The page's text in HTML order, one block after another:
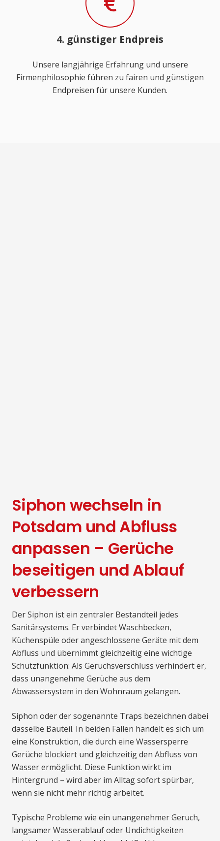
4. günstiger Endpreis
Unsere langjährige Erfahrung und unsere
Firmenphilosophie führen zu fairen und günstigen
Endpreisen für unsere Kunden.
Siphon wechseln in
Potsdam und Abfluss
anpassen – Gerüche
beseitigen und Ablauf
verbessern
Der Siphon ist ein zentraler Bestandteil jedes
Sanitärsystems. Er verbindet Waschbecken,
Küchenspüle oder angeschlossene Geräte mit dem
Abfluss und übernimmt gleichzeitig eine wichtige
Schutzfunktion: Als Geruchsverschluss verhindert er,
dass unangenehme Gerüche aus dem
Abwassersystem in den Wohnraum gelangen.
Siphon oder der sogenannte Traps bezeichnen dabei
dasselbe Bauteil. In beiden Fällen handelt es sich um
eine Konstruktion, die durch eine Wassersperre
Gerüche blockiert und gleichzeitig den Abfluss von
Wasser ermöglicht. Diese Funktion wirkt im
Hintergrund – wird aber im Alltag sofort spürbar,
wenn sie nicht mehr richtig arbeitet.
Typische Probleme wie ein unangenehmer Geruch,
langsamer Wasserablauf oder Undichtigkeiten